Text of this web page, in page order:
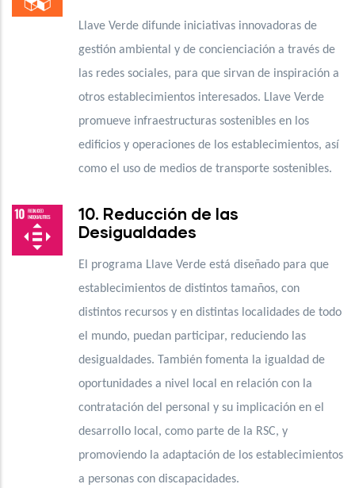
Llave Verde difunde iniciativas innovadoras de
gestión ambiental y de concienciación a través de
las redes sociales, para que sirvan de inspiración a
otros establecimientos interesados. Llave Verde
promueve infraestructuras sostenibles en los
edificios y operaciones de los establecimientos, así
como el uso de medios de transporte sostenibles.
10. Reducción de las
Desigualdades
El programa Llave Verde está diseñado para que
establecimientos de distintos tamaños, con
distintos recursos y en distintas localidades de todo
el mundo, puedan participar, reduciendo las
desigualdades. También fomenta la igualdad de
oportunidades a nivel local en relación con la
contratación del personal y su implicación en el
desarrollo local, como parte de la RSC, y
promoviendo la adaptación de los establecimientos
a personas con discapacidades.